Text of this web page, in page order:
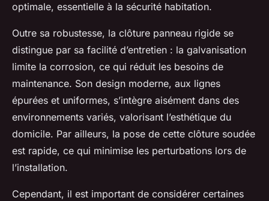
optimale, essentielle à la sécurité habitation.
Outre sa robustesse, la clôture panneau rigide se
distingue par sa facilité d’entretien : la galvanisation
limite la corrosion, ce qui réduit les besoins de
maintenance. Son design moderne, aux lignes
épurées et uniformes, s’intègre aisément dans des
environnements variés, valorisant l’esthétique du
domicile. Par ailleurs, la pose de cette clôture soudée
est rapide, ce qui minimise les perturbations lors de
l’installation.
Cependant, il est important de considérer certaines